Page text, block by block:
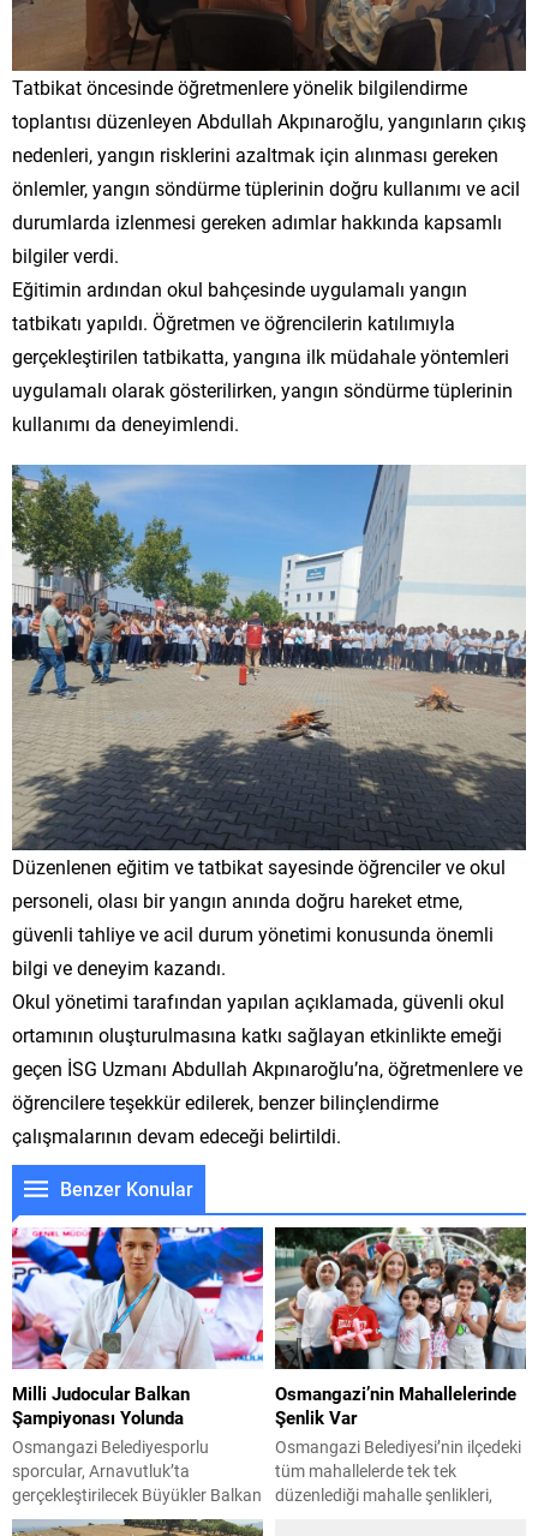
Tatbikat öncesinde öğretmenlere yönelik bilgilendirme
toplantısı düzenleyen Abdullah Akpınaroğlu, yangınların çıkış
nedenleri, yangın risklerini azaltmak için alınması gereken
önlemler, yangın söndürme tüplerinin doğru kullanımı ve acil
durumlarda izlenmesi gereken adımlar hakkında kapsamlı
bilgiler verdi.
Eğitimin ardından okul bahçesinde uygulamalı yangın
tatbikatı yapıldı. Öğretmen ve öğrencilerin katılımıyla
gerçekleştirilen tatbikatta, yangına ilk müdahale yöntemleri
uygulamalı olarak gösterilirken, yangın söndürme tüplerinin
kullanımı da deneyimlendi.
Düzenlenen eğitim ve tatbikat sayesinde öğrenciler ve okul
personeli, olası bir yangın anında doğru hareket etme,
güvenli tahliye ve acil durum yönetimi konusunda önemli
bilgi ve deneyim kazandı.
Okul yönetimi tarafından yapılan açıklamada, güvenli okul
ortamının oluşturulmasına katkı sağlayan etkinlikte emeği
geçen İSG Uzmanı Abdullah Akpınaroğlu’na, öğretmenlere ve
öğrencilere teşekkür edilerek, benzer bilinçlendirme
çalışmalarının devam edeceği belirtildi.
Benzer Konular
Milli Judocular Balkan
Şampiyonası Yolunda
Osmangazi Belediyesporlu
sporcular, Arnavutluk’ta
gerçekleştirilecek Büyükler Balkan
Judo Şampiyonası’nda ay-yıldızlı
Osmangazi’nin Mahallelerinde
Şenlik Var
Osmangazi Belediyesi’nin ilçedeki
tüm mahallelerde tek tek
düzenlediği mahalle şenlikleri,